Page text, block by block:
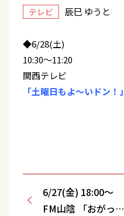
テレビ 辰巳 ゆうと
◆6/28(土)
10:30～11:20
関西テレビ
「土曜日もよ～いドン！」
6/27(金) 18:00～
FM山陰 「おがっち